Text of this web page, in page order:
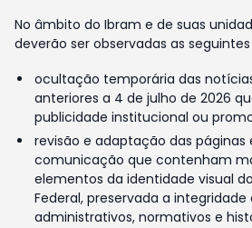
No âmbito do Ibram e de suas
deverão ser observadas as
ocultação temporária das
anteriores a 4 de julho de 2026
publicidade institucional ou
revisão e adaptação das páginas
comunicação que contenham
elementos da identidade visual
Federal, preservada a
administrativos, normativos e